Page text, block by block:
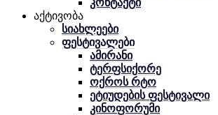
კონტაქტი
აქტივობა
სიახლეები
ფესტივალები
ამირანი
ტერფსიქორე
ოქროს რტო
ეტიუდების ფესტივალი
კინოფორუმი